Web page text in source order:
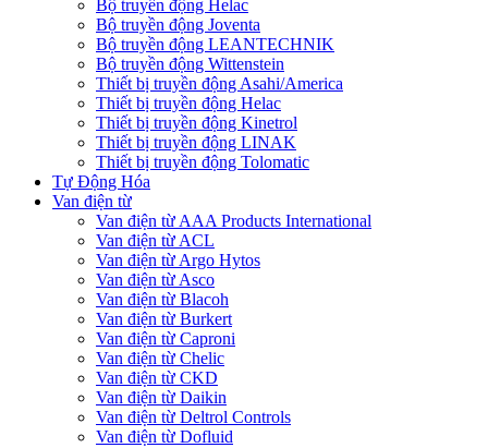
Bộ truyền động Helac
Bộ truyền động Joventa
Bộ truyền động LEANTECHNIK
Bộ truyền động Wittenstein
Thiết bị truyền động Asahi/America
Thiết bị truyền động Helac
Thiết bị truyền động Kinetrol
Thiết bị truyền động LINAK
Thiết bị truyền động Tolomatic
Tự Động Hóa
Van điện từ
Van điện từ AAA Products International
Van điện từ ACL
Van điện từ Argo Hytos
Van điện từ Asco
Van điện từ Blacoh
Van điện từ Burkert
Van điện từ Caproni
Van điện từ Chelic
Van điện từ CKD
Van điện từ Daikin
Van điện từ Deltrol Controls
Van điện từ Dofluid